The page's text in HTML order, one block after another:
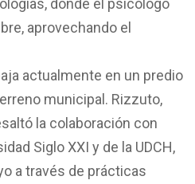
donde el psicólogo
aprovechando el
actualmente en un predio
municipal. Rizzuto,
la colaboración con
Siglo XXI y de la UDCH,
a través de prácticas